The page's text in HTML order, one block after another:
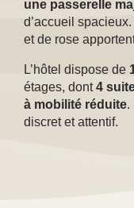
une passerelle
d’accueil
et de rose
L’hôtel dispose de
étages, dont4
à mobilité réduite.
discret et attentif.